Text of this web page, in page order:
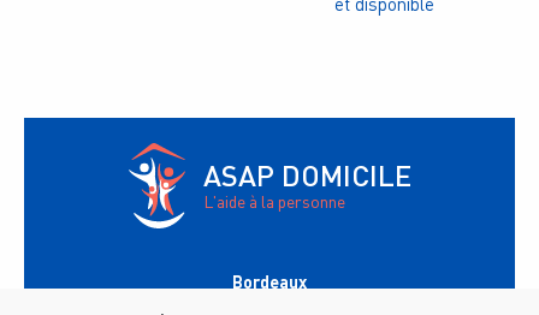
ASAP DOMICILE
L'aide à la personne
Bordeaux